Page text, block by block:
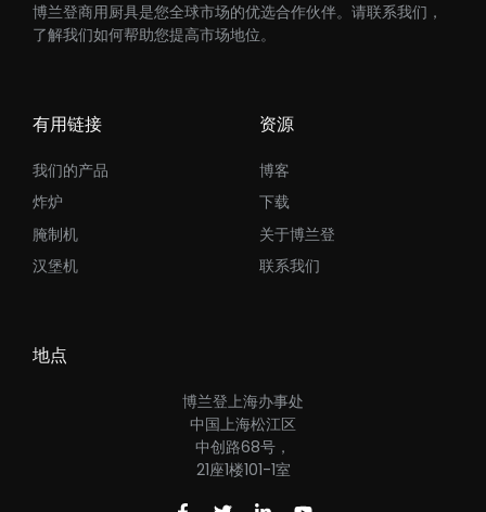
博兰登商用厨具是您全球市场的优选合作伙伴。请联系我们，
了解我们如何帮助您提高市场地位。
有用链接
我们的产品
炸炉
腌制机
汉堡机
资源
博客
下载
关于博兰登
联系我们
地点
博兰登上海办事处
中国上海松江区
中创路68号，
21座1楼101-1室